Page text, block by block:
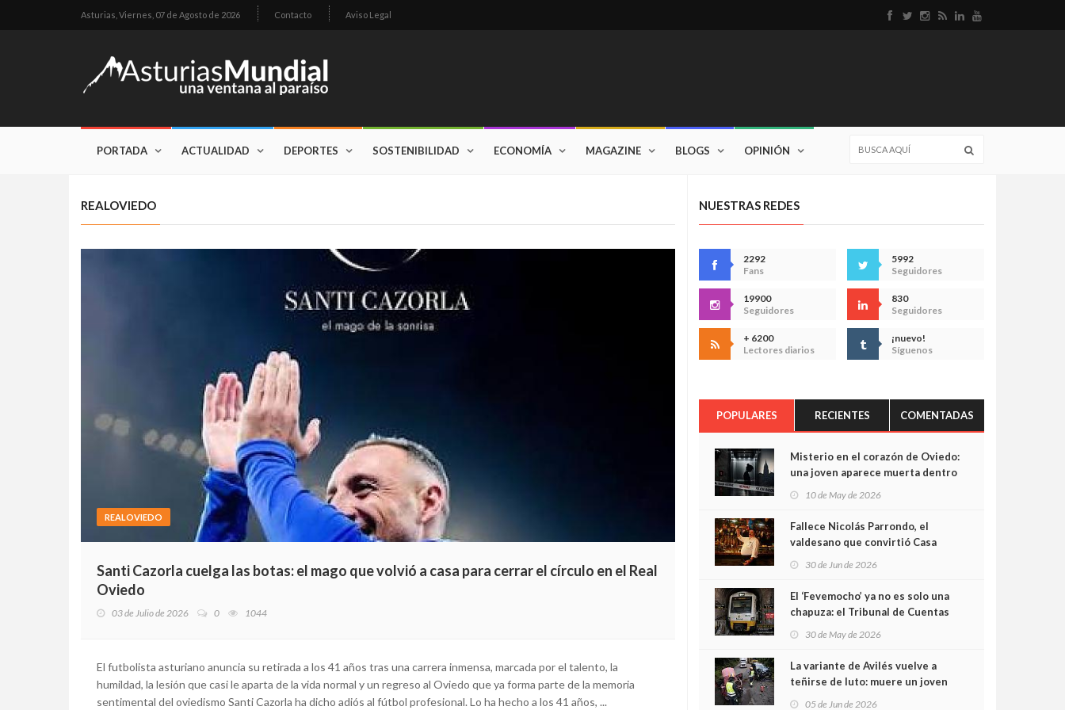
Asturias, Viernes, 07 de Agosto de 2026 Contacto Aviso Legal
PORTADA ACTUALIDAD DEPORTES SOSTENIBILIDAD ECONOMÍA MAGAZINE BLOGS OPINIÓN
REALOVIEDO
REALOVIEDO
Santi Cazorla cuelga las botas: el mago que volvió a casa para cerrar el círculo en el Real
Oviedo
03 de Julio de 2026 0 1044
El futbolista asturiano anuncia su retirada a los 41 años tras una carrera inmensa, marcada por el talento, la
humildad, la lesión que casi le aparta de la vida normal y un regreso al Oviedo que ya forma parte de la memoria
sentimental del oviedismo Santi Cazorla ha dicho adiós al fútbol profesional. Lo ha hecho a los 41 años, ...
NUESTRAS REDES
2292
Fans
5992
Seguidores
19900
Seguidores
830
Seguidores
+ 6200
Lectores diarios
¡nuevo!
Síguenos
POPULARES RECIENTES COMENTADAS
Misterio en el corazón de Oviedo:
una joven aparece muerta dentro
cámaras captan sus últimos
minutos
10 de May de 2026
Fallece Nicolás Parrondo, el
valdesano que convirtió Casa
30 de Jun de 2026
El ‘Fevemocho’ ya no es solo una
chapuza: el Tribunal de Cuentas
sobrecoste de los trenes que no
cabían por los túneles
30 de May de 2026
La variante de Avilés vuelve a
teñirse de luto: muere un joven
05 de Jun de 2026